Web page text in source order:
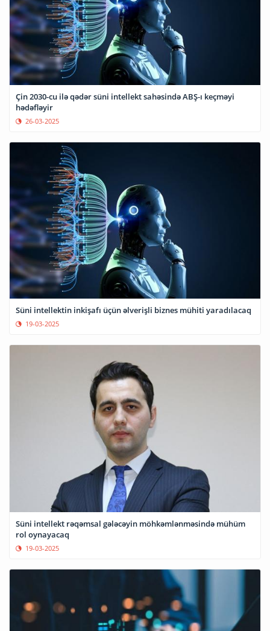
Çin 2030-cu ilə qədər süni intellekt sahəsində ABŞ-ı keçməyi
hədəfləyir
26-03-2025
Süni intellektin inkişafı üçün əlverişli biznes mühiti yaradılacaq
19-03-2025
Süni intellekt rəqəmsal gələcəyin möhkəmlənməsində mühüm
rol oynayacaq
19-03-2025